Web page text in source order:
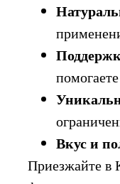
Вкус и
Приезжайте в